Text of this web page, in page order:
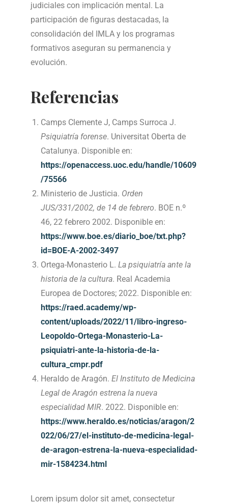
judiciales con implicación mental. La
participación de figuras destacadas, la
consolidación del IMLA y los programas
formativos aseguran su permanencia y
evolución.
Referencias
Camps Clemente J, Camps Surroca J.
Psiquiatría forense. Universitat Oberta de
Catalunya. Disponible en:
https://openaccess.uoc.edu/handle/10609
/75566
Ministerio de Justicia. Orden
JUS/331/2002, de 14 de febrero. BOE n.º
46, 22 febrero 2002. Disponible en:
https://www.boe.es/diario_boe/txt.php?
id=BOE-A-2002-3497
Ortega-Monasterio L. La psiquiatría ante la
historia de la cultura. Real Academia
Europea de Doctores; 2022. Disponible en:
https://raed.academy/wp-
content/uploads/2022/11/libro-ingreso-
Leopoldo-Ortega-Monasterio-La-
psiquiatri-ante-la-historia-de-la-
cultura_cmpr.pdf
Heraldo de Aragón. El Instituto de Medicina
Legal de Aragón estrena la nueva
especialidad MIR. 2022. Disponible en:
https://www.heraldo.es/noticias/aragon/2
022/06/27/el-instituto-de-medicina-legal-
de-aragon-estrena-la-nueva-especialidad-
mir-1584234.html
Lorem ipsum dolor sit amet, consectetur